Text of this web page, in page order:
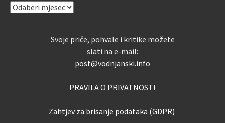
ARHIVA
Svoje priče, pohvale i kritike možete
slati na e-mail:
post@vodnjanski.info
PRAVILA O PRIVATNOSTI
Zahtjev za brisanje podataka (GDPR)